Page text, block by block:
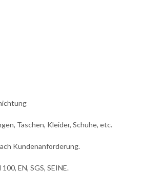
Taschen, Kleider, Schuhe, etc.
Kundenanforderung.
EN, SGS, SEINE.